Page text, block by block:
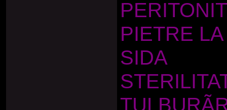
PIETRE
SIDA